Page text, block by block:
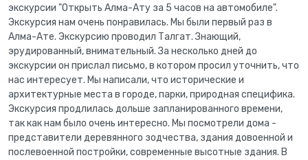
экскурсии "Открыть Алма-Ату за 5 часов на автомобиле".
Экскурсия нам очень понравилась. Мы были первый раз в
Алма-Ате. Экскурсию проводил Талгат. Знающий,
эрудированный, внимательный. За несколько дней до
экскурсии он прислал письмо, в котором просил уточнить, что
нас интересует. Мы написали, что исторические и
архитектурные места в городе, парки, природная специфика.
Экскурсия продлилась дольше запланированного времени,
так как нам было очень интересно. Мы посмотрели дома -
представители деревянного зодчества, здания довоенной и
послевоенной постройки, современные высотные здания. В